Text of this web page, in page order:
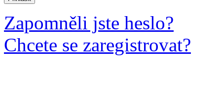
Zapomněli jste heslo?
Chcete se zaregistrovat?